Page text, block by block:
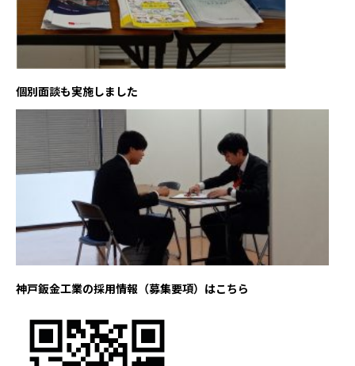
個別面談も実施しました
神戸鈑金工業の採用情報（募集要項）はこちら